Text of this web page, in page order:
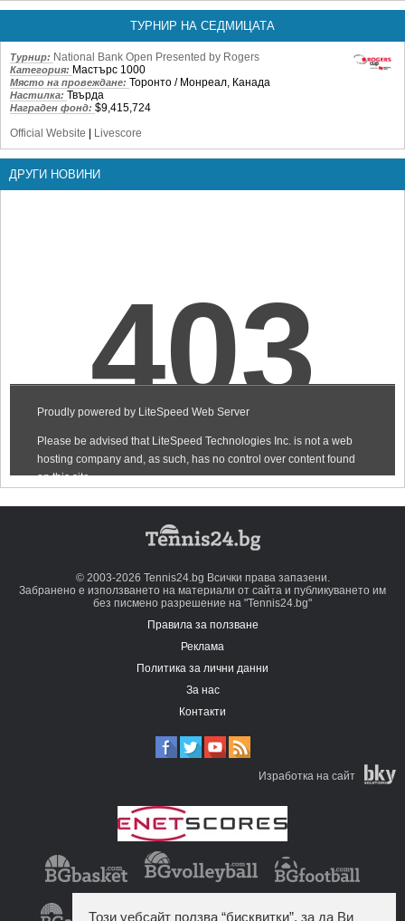
ТУРНИР НА СЕДМИЦАТА
Турнир: National Bank Open Presented by Rogers
Категория: Мастърс 1000
Място на провеждане: Торонто / Монреал, Канада
Настилка: Твърда
Награден фонд: $9,415,724
Official Website
Livescore
ДРУГИ НОВИНИ
© 2003-2026 Tennis24.bg Всички права запазени.
Забранено е използването на материали от сайта и публикуването им
без писмено разрешение на "Tennis24.bg"
Правила за ползване
Реклама
Политика за лични данни
За нас
Контакти
Изработка на сайт
Този уебсайт ползва “бисквитки”, за да Ви